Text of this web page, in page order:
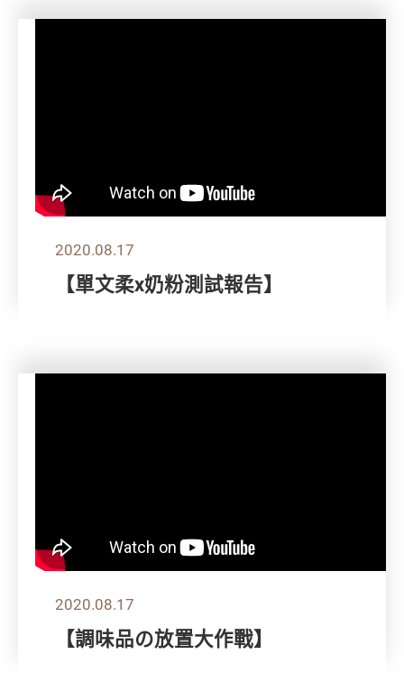
2020.08.17
【單文柔x奶粉測試報告】
2020.08.17
【調味品の放置大作戰】